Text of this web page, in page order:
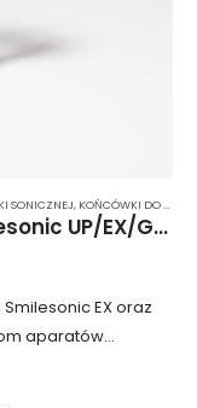
SONICZNEJ, KOŃCÓWKI DO SZCZOTECZKI SONICZNEJ SMILESONIC
Końcówki ortodontyczne Smilesonic UP/EX/GO OrthoClean 2 szt. – białe
EX oraz
aparatów
wypełnień
doskonale